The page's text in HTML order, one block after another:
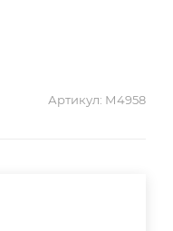
Артикул: М4958